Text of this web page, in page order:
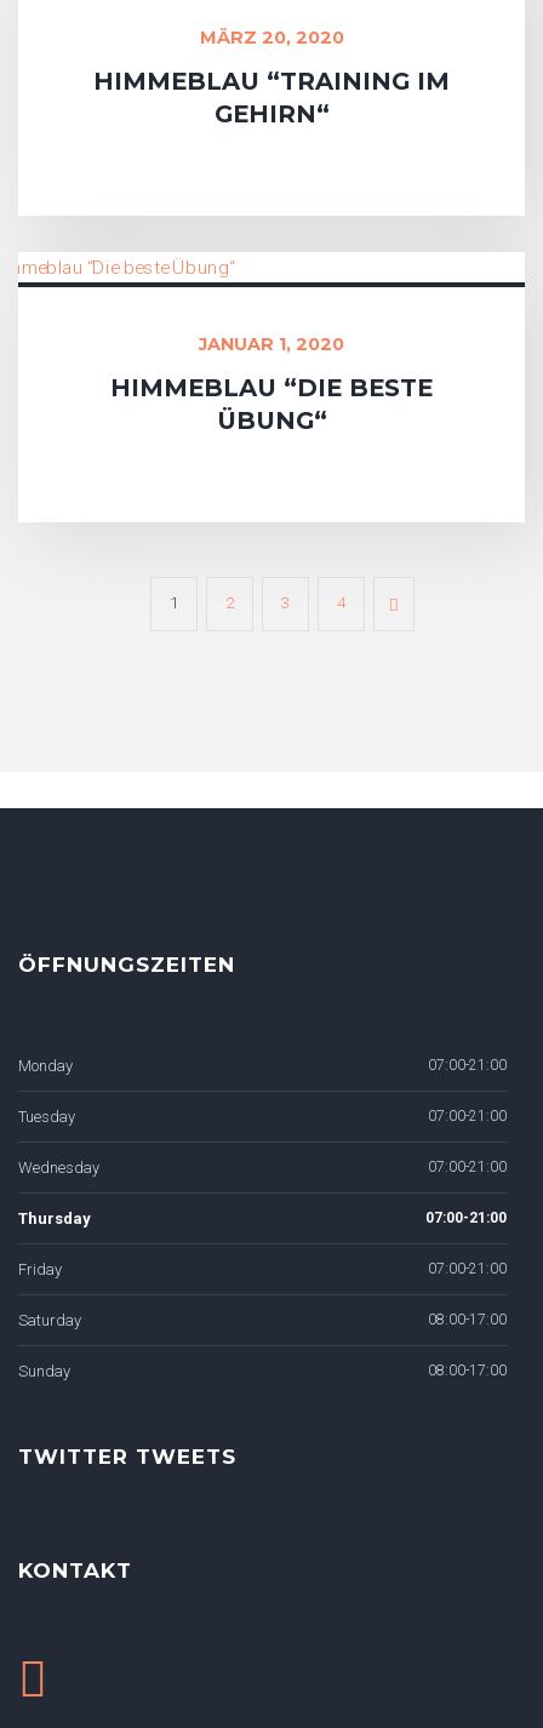
MÄRZ 20, 2020
HIMMEBLAU “TRAINING IM
GEHIRN“
JANUAR 1, 2020
HIMMEBLAU “DIE BESTE
ÜBUNG“
1 2 3 4
ÖFFNUNGSZEITEN
Monday 07:00-21:00
Tuesday 07:00-21:00
Wednesday 07:00-21:00
Thursday 07:00-21:00
Friday 07:00-21:00
Saturday 08:00-17:00
Sunday 08:00-17:00
TWITTER TWEETS
KONTAKT